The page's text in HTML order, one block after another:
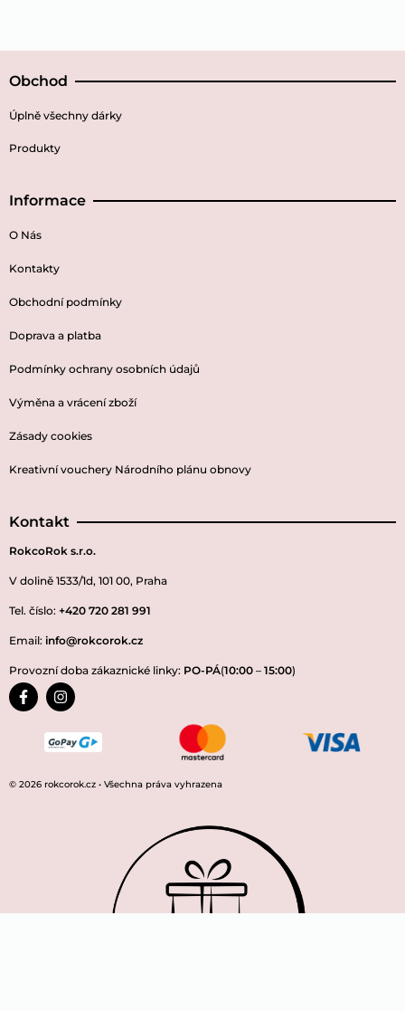
Obchod
Úplně všechny dárky
Produkty
Informace
O Nás
Kontakty
Obchodní podmínky
Doprava a platba
Podmínky ochrany osobních údajů
Výměna a vrácení zboží
Zásady cookies
Kreativní vouchery Národního plánu obnovy
Kontakt
RokcoRok s.r.o.
V dolině 1533/1d, 101 00, Praha
Tel. číslo: +420 720 281 991
Email: info@rokcorok.cz
Provozní doba zákaznické linky: PO-PÁ(10:00 – 15:00)
© 2026 rokcorok.cz • Všechna práva vyhrazena